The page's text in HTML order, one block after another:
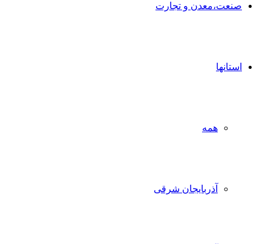
صنعت،معدن و تجارت
استانها
همه
آذربایجان شرقی